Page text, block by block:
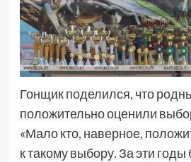
Гонщик поделился, что
положительно оценили
«Мало кто, наверное,
к такому выбору. За эти